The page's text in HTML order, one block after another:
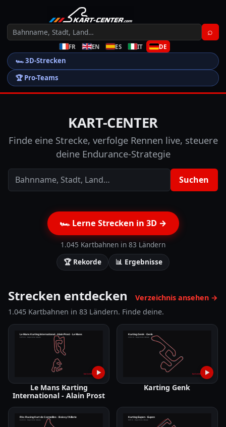
⌕
🏎️3D-Strecken
🏆Pro-Teams
FR EN ES IT DE
KART-CENTER
Finde eine Strecke, verfolge Rennen live, steuere
deine Endurance-Strategie
Suchen
🏎️ Lerne Strecken in 3D →
1.045 Kartbahnen in 83 Ländern
🏆 Rekorde 📊 Ergebnisse
Strecken entdecken Verzeichnis ansehen →
1.045 Kartbahnen in 83 Ländern. Finde deine.
▶
Le Mans Karting
International - Alain Prost
▶
Karting Genk